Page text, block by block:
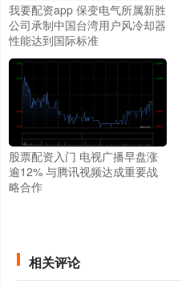
我要配资app 保变电气所属新胜
公司承制中国台湾用户风冷却器
性能达到国际标准
股票配资入门 电视广播早盘涨
逾12% 与腾讯视频达成重要战
略合作
相关评论